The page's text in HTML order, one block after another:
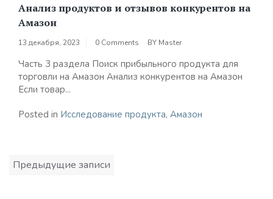
Анализ продуктов и отзывов конкурентов на
Амазон
13 декабря, 2023 0 Comments BY Master
Часть 3 раздела Поиск прибыльного продукта для
торговли на Амазон Анализ конкурентов на Амазон
Если товар...
Posted in Исследование продукта, Амазон
Навигация
по
Предыдущие записи